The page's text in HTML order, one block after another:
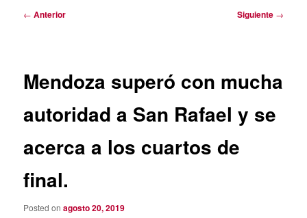
Navegación
← Anterior Siguiente →
Mendoza superó con mucha
autoridad a San Rafael y se
acerca a los cuartos de
final.
Posted onagosto 20, 2019